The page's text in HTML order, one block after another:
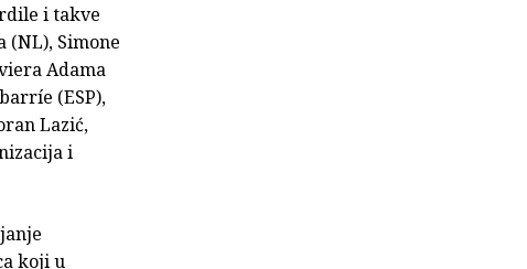
i takve
(NL), Simone
Adama
(ESP),
Lazić,
i
koji u